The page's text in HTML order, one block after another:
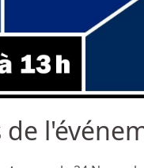
de